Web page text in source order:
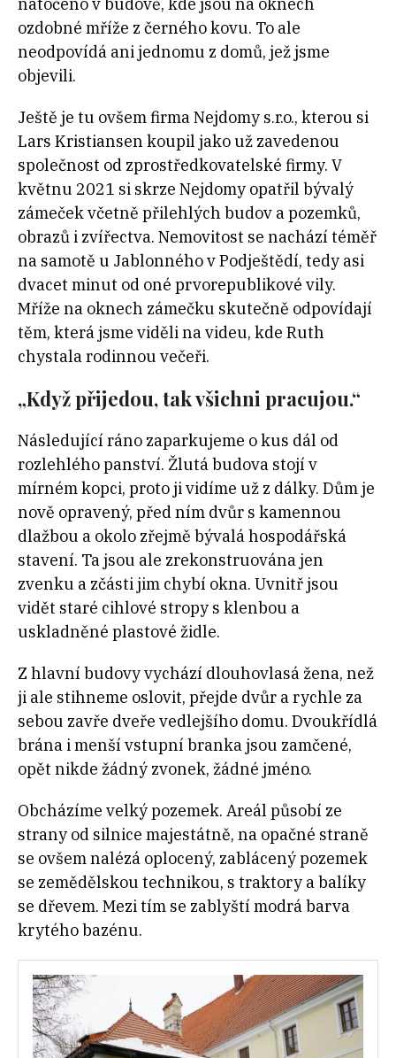
natočeno v budově, kde jsou na oknech
ozdobné mříže z černého kovu. To ale
neodpovídá ani jednomu z domů, jež jsme
objevili.
Ještě je tu ovšem firma Nejdomy s.r.o., kterou si
Lars Kristiansen koupil jako už zavedenou
společnost od zprostředkovatelské firmy. V
květnu 2021 si skrze Nejdomy opatřil bývalý
zámeček včetně přilehlých budov a pozemků,
obrazů i zvířectva. Nemovitost se nachází téměř
na samotě u Jablonného v Podještědí, tedy asi
dvacet minut od oné prvorepublikové vily.
Mříže na oknech zámečku skutečně odpovídají
těm, která jsme viděli na videu, kde Ruth
chystala rodinnou večeři.
„Když přijedou, tak všichni pracujou.“
Následující ráno zaparkujeme o kus dál od
rozlehlého panství. Žlutá budova stojí v
mírném kopci, proto ji vidíme už z dálky. Dům je
nově opravený, před ním dvůr s kamennou
dlažbou a okolo zřejmě bývalá hospodářská
stavení. Ta jsou ale zrekonstruována jen
zvenku a zčásti jim chybí okna. Uvnitř jsou
vidět staré cihlové stropy s klenbou a
uskladněné plastové židle.
Z hlavní budovy vychází dlouhovlasá žena, než
ji ale stihneme oslovit, přejde dvůr a rychle za
sebou zavře dveře vedlejšího domu. Dvoukřídlá
brána i menší vstupní branka jsou zamčené,
opět nikde žádný zvonek, žádné jméno.
Obcházíme velký pozemek. Areál působí ze
strany od silnice majestátně, na opačné straně
se ovšem nalézá oplocený, zablácený pozemek
se zemědělskou technikou, s traktory a balíky
se dřevem. Mezi tím se zablyští modrá barva
krytého bazénu.